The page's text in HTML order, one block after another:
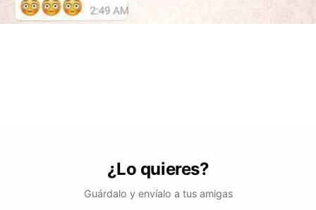
¿Lo quieres?
Guárdalo y envíalo a tus amigas